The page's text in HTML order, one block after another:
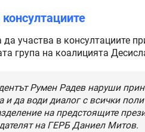
участва в консултациите
група на коалицията
Румен Радев наруши
и да води диалог с всички
на предстоящите
на ГЕРБ Даниел Митов.